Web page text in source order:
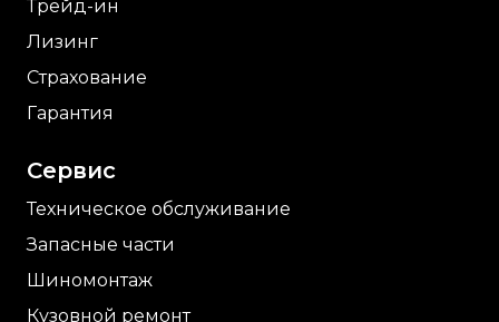
Трейд-ин
Лизинг
Страхование
Гарантия
Сервис
Техническое обслуживание
Запасные части
Шиномонтаж
Кузовной ремонт